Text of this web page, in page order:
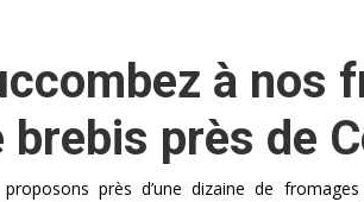
à nos
brebis près de
près d’une dizaine de